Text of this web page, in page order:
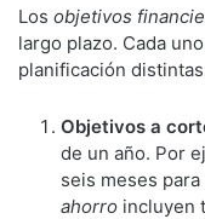
Los objetivos
largo plazo. Cada
planificación
Objetivos a
de un año. Por
seis meses
ahorro incluyen